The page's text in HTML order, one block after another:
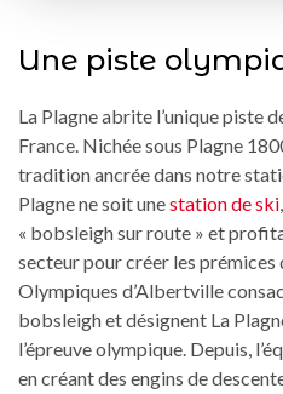
Une piste
La Plagne abrite l’unique piste
France. Nichée sous Plagne
tradition ancrée dans notre
Plagne ne soit unestation de ski
« bobsleigh sur route » et
secteur pour créer les prémices
Olympiques d’Albertville
bobsleigh et désignent La
l’épreuve olympique. Depuis,
en créant des engins de